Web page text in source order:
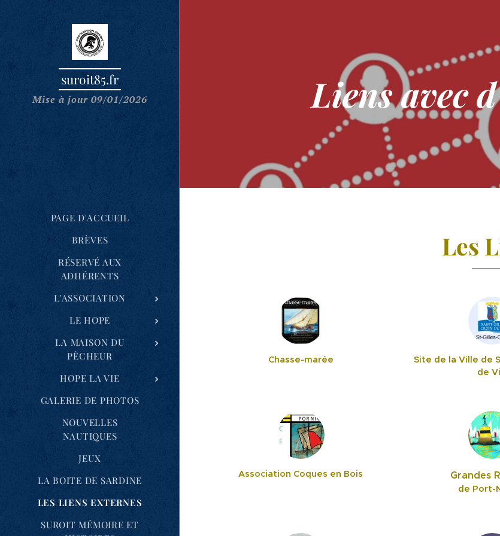
suroit85.fr
Mise à jour 09/01/2026
PAGE D'ACCUEIL
BRÈVES
RÉSERVÉ AUX
ADHÉRENTS
L'ASSOCIATION
LE HOPE
LA MAISON DU
PÊCHEUR
HOPE LA VIE
GALERIE DE PHOTOS
NOUVELLES
NAUTIQUES
JEUX
LA BOITE DE SARDINE
LES LIENS EXTERNES
SUROIT MÉMOIRE ET
Liens avec
Les
Chasse-marée
Site de la Ville de
de
Association Coques en Bois Grandes
de Port-